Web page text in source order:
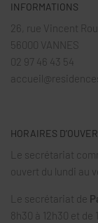
INFORMATIONS
26, rue Vincent
56000 VANNES
02 97 46 43 54
HORAIRES
Le secrétariat
ouvert du lundi au
Le secrétariat de
8h30 à 12h30 et de